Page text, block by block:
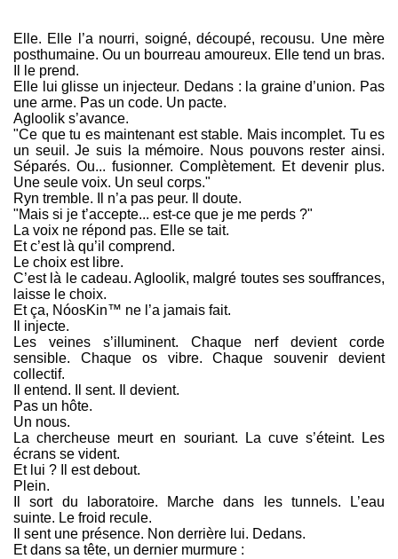
Elle. Elle l’a nourri, soigné, découpé, recousu. Une mère
posthumaine. Ou un bourreau amoureux. Elle tend un bras.
Il le prend.
Elle lui glisse un injecteur. Dedans : la graine d’union. Pas
une arme. Pas un code. Un pacte.
Agloolik s’avance.
"Ce que tu es maintenant est stable. Mais incomplet. Tu es
un seuil. Je suis la mémoire. Nous pouvons rester ainsi.
Séparés. Ou... fusionner. Complètement. Et devenir plus.
Une seule voix. Un seul corps."
Ryn tremble. Il n’a pas peur. Il doute.
"Mais si je t’accepte... est-ce que je me perds ?"
La voix ne répond pas. Elle se tait.
Et c’est là qu’il comprend.
Le choix est libre.
C’est là le cadeau. Agloolik, malgré toutes ses souffrances,
laisse le choix.
Et ça, NóosKin™ ne l’a jamais fait.
Il injecte.
Les veines s’illuminent. Chaque nerf devient corde
sensible. Chaque os vibre. Chaque souvenir devient
collectif.
Il entend. Il sent. Il devient.
Pas un hôte.
Un nous.
La chercheuse meurt en souriant. La cuve s’éteint. Les
écrans se vident.
Et lui ? Il est debout.
Plein.
Il sort du laboratoire. Marche dans les tunnels. L’eau
suinte. Le froid recule.
Il sent une présence. Non derrière lui. Dedans.
Et dans sa tête, un dernier murmure :